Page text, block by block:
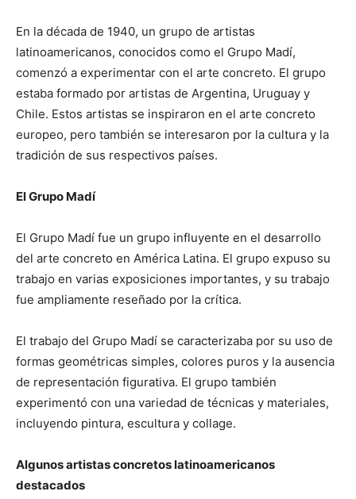
En la década de 1940, un grupo de artistas
latinoamericanos, conocidos como el Grupo Madí,
comenzó a experimentar con el arte concreto. El grupo
estaba formado por artistas de Argentina, Uruguay y
Chile. Estos artistas se inspiraron en el arte concreto
europeo, pero también se interesaron por la cultura y la
tradición de sus respectivos países.
El Grupo Madí
El Grupo Madí fue un grupo influyente en el desarrollo
del arte concreto en América Latina. El grupo expuso su
trabajo en varias exposiciones importantes, y su trabajo
fue ampliamente reseñado por la crítica.
El trabajo del Grupo Madí se caracterizaba por su uso de
formas geométricas simples, colores puros y la ausencia
de representación figurativa. El grupo también
experimentó con una variedad de técnicas y materiales,
incluyendo pintura, escultura y collage.
Algunos artistas concretos latinoamericanos
destacados